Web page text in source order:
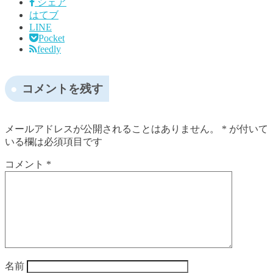
はてブ
LINE
Pocket
feedly
コメントを残す
メールアドレスが公開されることはありません。 * が付いて
いる欄は必須項目です
コメント *
名前